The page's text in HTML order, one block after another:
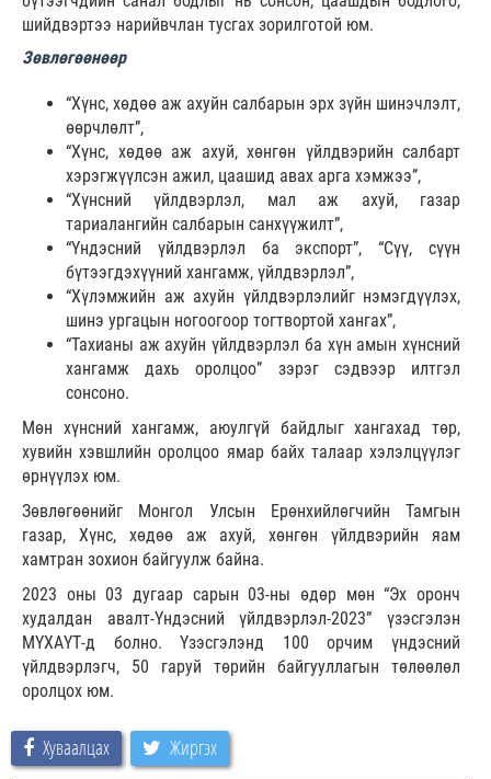
шийдвэртээ нарийвчлан тусгах зорилготой юм.
Зөвлөгөөнөөр
“Хүнс, хөдөө аж ахуйн салбарын эрх зүйн шинэчлэлт,
өөрчлөлт”,
“Хүнс, хөдөө аж ахуй, хөнгөн үйлдвэрийн салбарт
хэрэгжүүлсэн ажил, цаашид авах арга хэмжээ”,
“Хүнсний үйлдвэрлэл, мал аж ахуй, газар
тариалангийн салбарын санхүүжилт”,
“Үндэсний үйлдвэрлэл ба экспорт”, “Сүү, сүүн
бүтээгдэхүүний хангамж, үйлдвэрлэл”,
“Хүлэмжийн аж ахуйн үйлдвэрлэлийг нэмэгдүүлэх,
шинэ ургацын ногоогоор тогтвортой хангах”,
“Тахианы аж ахуйн үйлдвэрлэл ба хүн амын хүнсний
хангамж дахь оролцоо” зэрэг сэдвээр илтгэл
сонсоно.
Мөн хүнсний хангамж, аюулгүй байдлыг хангахад төр,
хувийн хэвшлийн оролцоо ямар байх талаар хэлэлцүүлэг
өрнүүлэх юм.
Зөвлөгөөнийг Монгол Улсын Ерөнхийлөгчийн Тамгын
газар, Хүнс, хөдөө аж ахуй, хөнгөн үйлдвэрийн яам
хамтран зохион байгуулж байна.
2023 оны 03 дугаар сарын 03-ны өдөр мөн “Эх оронч
худалдан авалт-Үндэсний үйлдвэрлэл-2023” үзэсгэлэн
МҮХАҮТ-д болно. Үзэсгэлэнд 100 орчим үндэсний
үйлдвэрлэгч, 50 гаруй төрийн байгууллагын төлөөлөл
оролцох юм.
Хуваалцах Жиргэх